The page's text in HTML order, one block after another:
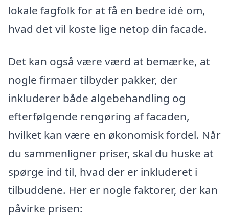
lokale fagfolk for at få en bedre idé om,
hvad det vil koste lige netop din facade.
Det kan også være værd at bemærke, at
nogle firmaer tilbyder pakker, der
inkluderer både algebehandling og
efterfølgende rengøring af facaden,
hvilket kan være en økonomisk fordel. Når
du sammenligner priser, skal du huske at
spørge ind til, hvad der er inkluderet i
tilbuddene. Her er nogle faktorer, der kan
påvirke prisen: